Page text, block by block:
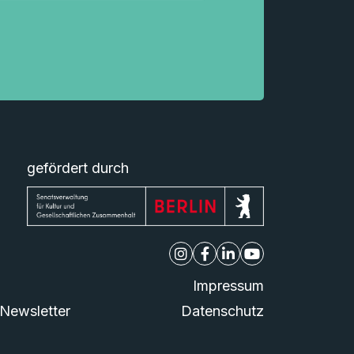
gefördert durch
Impressum
Newsletter
Datenschutz